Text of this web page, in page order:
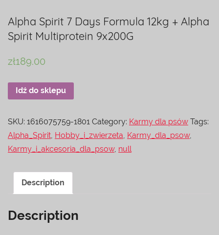
Alpha Spirit 7 Days Formula 12kg + Alpha
Spirit Multiprotein 9x200G
zł189.00
Idź do sklepu
SKU: 1616075759-1801 Category: Karmy dla psów Tags:
Alpha_Spirit, Hobby_i_zwierzeta, Karmy_dla_psow,
Karmy_i_akcesoria_dla_psow, null
Description
Description